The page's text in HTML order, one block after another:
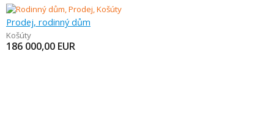
Prodej, rodinný dům
Košúty
186 000,00 EUR